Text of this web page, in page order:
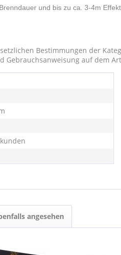
und bis zu ca. 3-4m
Bestimmungen der
Gebrauchsanweisung auf dem
angesehen